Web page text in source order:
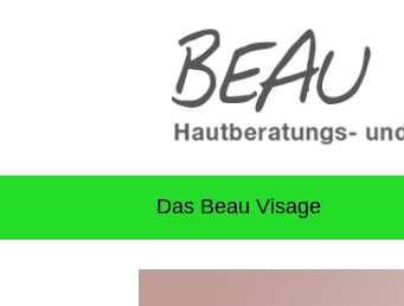
Das Beau Visage